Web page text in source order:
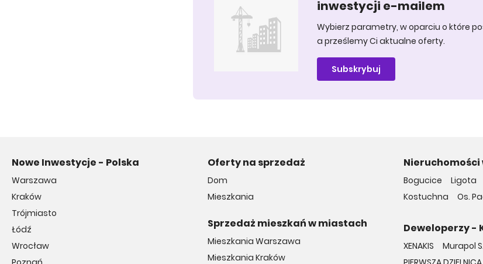
inwestycji e-mailem
Wybierz parametry, w oparciu o które
a prześlemy Ci aktualne oferty.
Subskrybuj
Nowe Inwestycje - Polska
Warszawa
Kraków
Trójmiasto
Łódź
Wrocław
Oferty na sprzedaż
Dom
Mieszkania
Sprzedaż mieszkań w miastach
Mieszkania Warszawa
Mieszkania Kraków
Bogucice Ligota
Kostuchna
Os.
Deweloperzy -
XENAKIS Murapol